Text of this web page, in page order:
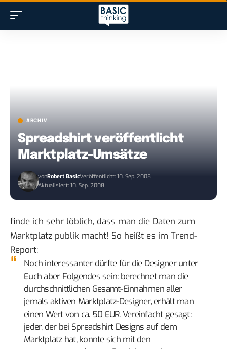
ARCHIV
Spreadshirt veröffentlicht
Marktplatz-Umsätze
vonRobert BasicVeröffentlicht: 10. Sep. 2008
Aktualisiert: 10. Sep. 2008
finde ich sehr löblich, dass man die Daten zum
Marktplatz publik macht! So heißt es im Trend-
Report:
Noch interessanter dürfte für die Designer unter
Euch aber Folgendes sein: berechnet man die
durchschnittlichen Gesamt-Einnahmen aller
jemals aktiven Marktplatz-Designer, erhält man
einen Wert von ca. 50 EUR. Vereinfacht gesagt:
jeder, der bei Spreadshirt Designs auf dem
Marktplatz hat, konnte sich mit den